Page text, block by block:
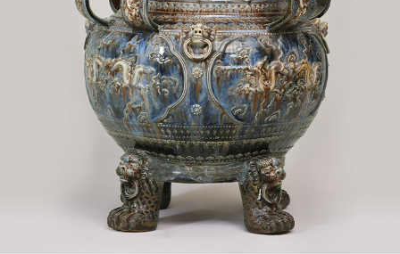
Journal
Tài trợ
Liên hệ
EN